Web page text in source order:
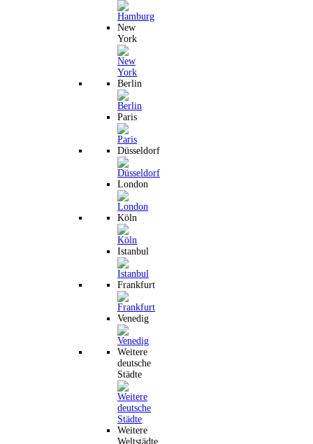
New
York
Berlin
Paris
Düsseldorf
London
Köln
Istanbul
Frankfurt
Venedig
Weitere
deutsche
Städte
Weitere
Weltstädte